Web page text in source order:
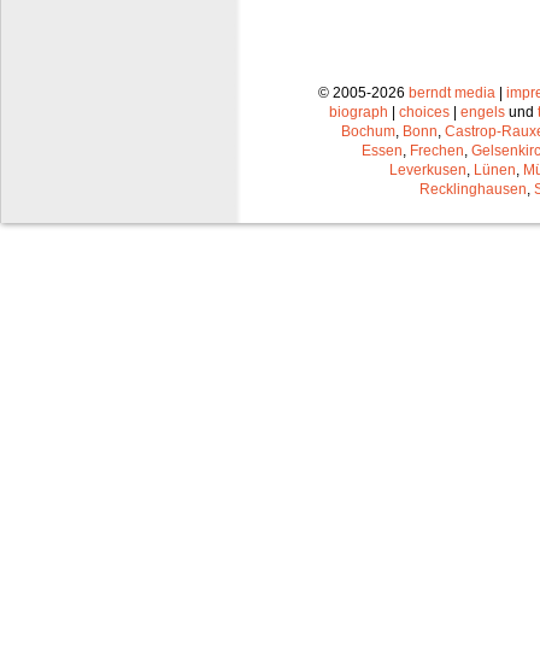
© 2005-2026 berndt media|
biograph
choices engels und
Bochum, Bonn, Castrop-
Essen, Frechen,
Leverkusen, Lünen,
Recklinghausen,